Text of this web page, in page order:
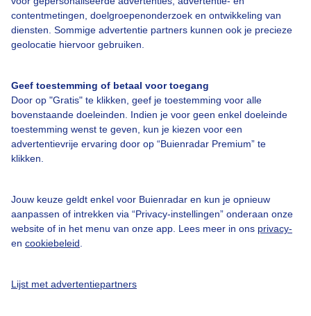
contentmetingen, doelgroepenonderzoek en ontwikkeling van
diensten. Sommige advertentie partners kunnen ook je precieze
geolocatie hiervoor gebruiken.
Geef toestemming of betaal voor toegang
Door op "Gratis" te klikken, geef je toestemming voor alle
bovenstaande doeleinden. Indien je voor geen enkel doeleinde
toestemming wenst te geven, kun je kiezen voor een
advertentievrije ervaring door op “Buienradar Premium” te
klikken.
Jouw keuze geldt enkel voor Buienradar en kun je opnieuw
aanpassen of intrekken via “Privacy-instellingen” onderaan onze
website of in het menu van onze app. Lees meer in ons privacy-
en cookiebeleid
Lijst met advertentiepartners
Bedrijfsgegevens
Contact
Toegankelijkheid
Gebruikersvoorwaarden
Adverteren
Privacy beleid
Cookie beleid